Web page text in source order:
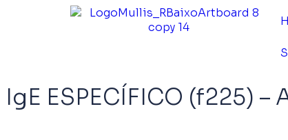
IgE ESPECÍFICO (f225) –